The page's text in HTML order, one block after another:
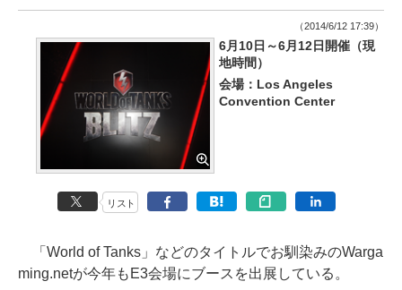
（2014/6/12 17:39）
6月10日～6月12日開催（現
地時間）
会場：Los Angeles
Convention Center
リスト
「World of Tanks」などのタイトルでお馴染みのWarga
ming.netが今年もE3会場にブースを出展している。